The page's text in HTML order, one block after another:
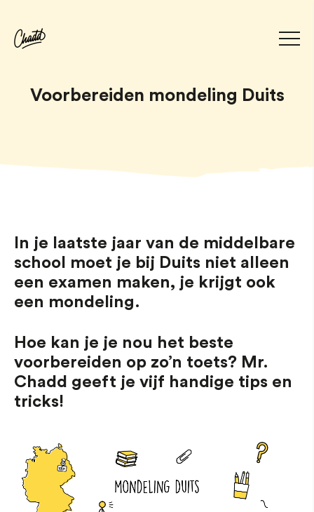
Voorbereiden mondeling Duits
In je laatste jaar van de middelbare
school moet je bij Duits niet alleen
een examen maken, je krijgt ook
een mondeling.
Hoe kan je je nou het beste
voorbereiden op zo’n toets? Mr.
Chadd geeft je vijf handige tips en
tricks!